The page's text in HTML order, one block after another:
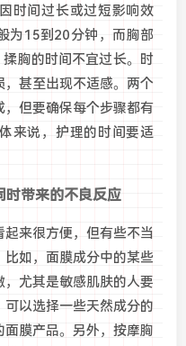
时间过长或过短影响效
为15到20分钟，而胸部
胸的时间不宜过长。时
甚至出现不适感。两个
但要确保每个步骤都有
来说，护理的时间要适
时带来的不良反应
来很方便，但有些不当
如，面膜成分中的某些
尤其是敏感肌肤的人要
以选择一些天然成分的
膜产品。另外，按摩胸